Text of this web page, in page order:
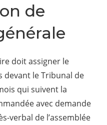
de
doit assigner le
devant le Tribunal de
qui suivent la
avec demande
verbal de l’assemblée